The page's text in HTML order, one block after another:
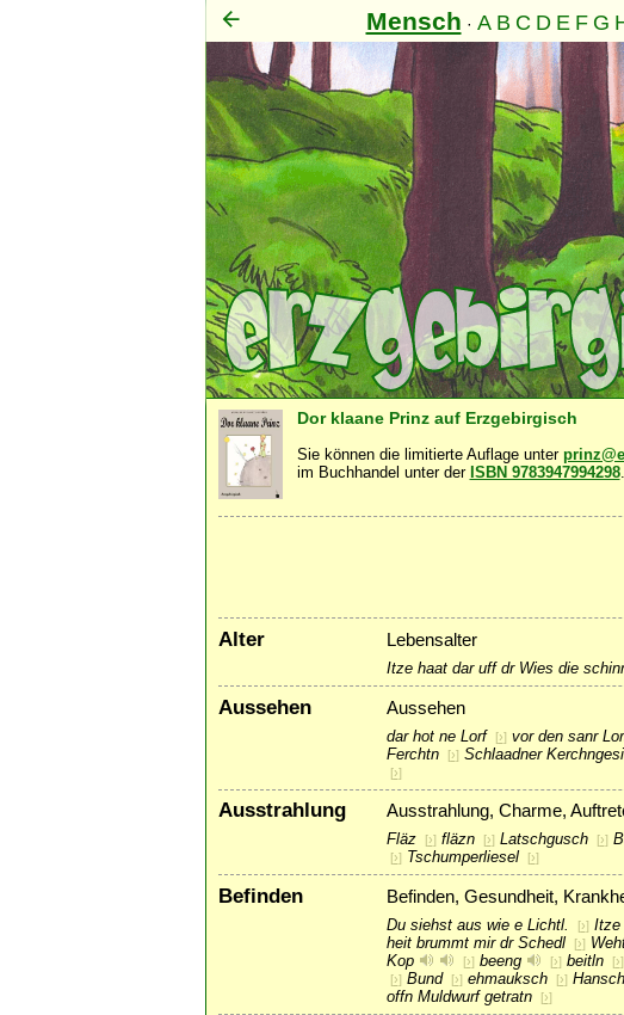
Mensch · A B C D E F G
Seele ·Geist·
Dor klaane Prinz auf Erzgebirgisch
Sie können die limitierte Auflage unter
im Buchhandel unter der ISBN 9783947994298.
Alter Lebensalter
Itze haat dar uff dr Wies die
Aussehen Aussehen
dar hot ne Lorf [›] vor den sanr
Ferchtn
[›] Schlaadner
[›]
Ausstrahlung Ausstrahlung, Charme,
Fläz [›] fläzn [›] Latschgusch [›]
[›] Tschumperliesel [›]
Befinden Befinden, Gesundheit,
Du siehst aus wie e Lichtl. [›] Itze
heit brummt mir dr Schedl [›]
Kop
[›] beeng [›] beitln [›]
[›] Bund [›] ehmauksch [›]
offn Muldwurf getratn
[›]